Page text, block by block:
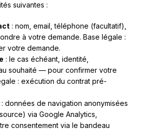
suivantes :
: nom, email, téléphone (facultatif),
à votre demande. Base légale :
votre demande.
: le cas échéant, identité,
souhaité — pour confirmer votre
: exécution du contrat pré-
: données de navigation anonymisées
via Google Analytics,
consentement via le bandeau